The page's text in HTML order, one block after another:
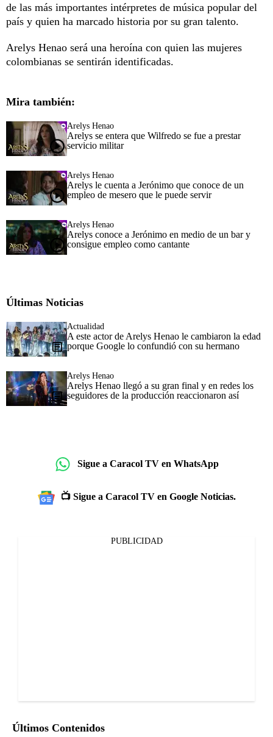
de las más importantes intérpretes de música popular del
país y quien ha marcado historia por su gran talento.
Arelys Henao será una heroína con quien las mujeres
colombianas se sentirán identificadas.
Mira también:
Arelys Henao
Arelys se entera que Wilfredo se fue a prestar
servicio militar
Arelys Henao
Arelys le cuenta a Jerónimo que conoce de un
empleo de mesero que le puede servir
Arelys Henao
Arelys conoce a Jerónimo en medio de un bar y
consigue empleo como cantante
Últimas Noticias
Actualidad
A este actor de Arelys Henao le cambiaron la edad
porque Google lo confundió con su hermano
Arelys Henao
Arelys Henao llegó a su gran final y en redes los
seguidores de la producción reaccionaron así
Sigue a Caracol TV en WhatsApp
📺 Sigue a Caracol TV en Google Noticias.
PUBLICIDAD
Últimos Contenidos